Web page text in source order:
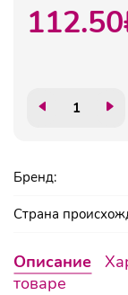
112.50
Бренд:
Страна
Описание
товаре